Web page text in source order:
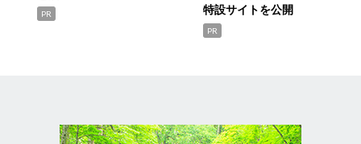
PR
特設サイトを公開
PR